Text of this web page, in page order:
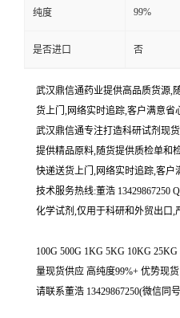
纯度 99%
是否进口 否
武汉鼎信通药业提供高品质货源,
货上门,网络实时追踪,客户满意
武汉鼎信通专注打造科研试剂现
提供精品原料,随货提供质检单和
快递送货上门,网络实时追踪,客户
技术服务热线:董浩 13429867250
化学试剂,仅用于科研和外贸出口,
100G 500G 1KG 5KG 10KG
量现货供应 高纯度99%+ 优势现
请联系董浩 13429867250(微信同